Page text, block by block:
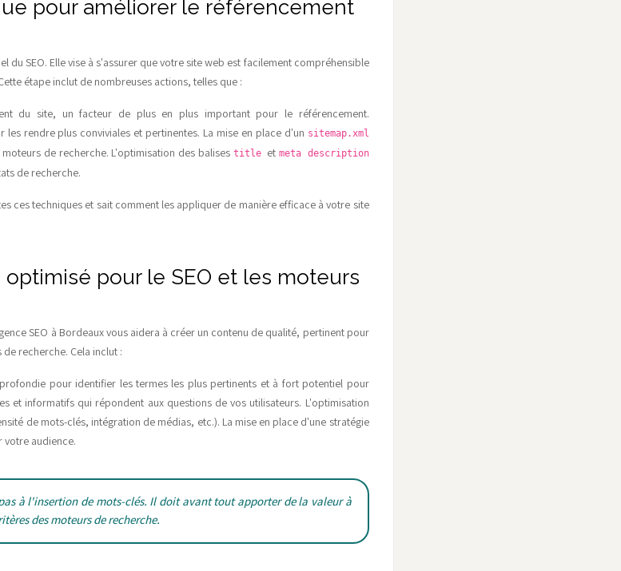
pour améliorer le référencement
du SEO. Elle vise à s'assurer que votre site web est facilement compréhensible
étape inclut de nombreuses actions, telles que :
du site, un facteur de plus en plus important pour le référencement.
les rendre plus conviviales et pertinentes. La mise en place d'un sitemap.xml
de recherche. L'optimisation des balises title et meta description
de recherche.
ces techniques et sait comment les appliquer de manière efficace à votre site
pour le SEO et les moteurs
SEO à Bordeaux vous aidera à créer un contenu de qualité, pertinent pour
recherche. Cela inclut :
pour identifier les termes les plus pertinents et à fort potentiel pour
et informatifs qui répondent aux questions de vos utilisateurs. L'optimisation
de mots-clés, intégration de médias, etc.). La mise en place d'une stratégie
audience.
à l'insertion de mots-clés. Il doit avant tout apporter de la valeur à
des moteurs de recherche.